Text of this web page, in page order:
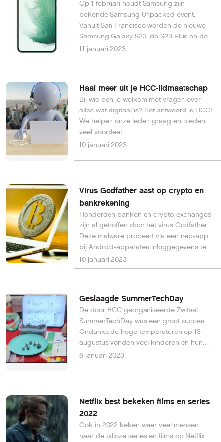
Op 1 februari houdt Samsung zijn
bekende Samsung Unpacked event.
Vanuit San Francisco worden de nieuwe
Samsung Galaxy S23, de S23 Plus en de
S23 Ultra getoond. Lees hier al veel
specificaties van deze serie Galaxy S23 en
11 januari 2023
Haal meer uit je HCC-lidmaatschap
Bij wie ben je welkom met vragen over
alles wat digitaal is? Het antwoord is HCC!
We helpen onze leden graag en bieden
veel voordeel.
10 januari 2023
Virus Godfather aast op crypto en
bankrekening
Honderden banken en crypto-exchanges
zijn al getroffen door het virus Godfather.
Deze malware probeert via een nep-app
bij Android-apparaten inloggegevens te
achterhalen en tweefactorauthenticatie
(2FA) te omzeilen. Lees hier meer over hoe
10 januari 2023
Geslaagde SummerTechDay
De door HCC georganiseerde Zwitsal
SummerTechDay was een groot succes.
Ondanks de hoge temperaturen op 13
augustus vonden veel kinderen en hun
ouders de weg naar dit leuke en leerzame
8 januari 2023
Netflix best bekeken films en series
2022
Ook in 2022 keken weer veel mensen
naar de talloze series en films op Netflix.